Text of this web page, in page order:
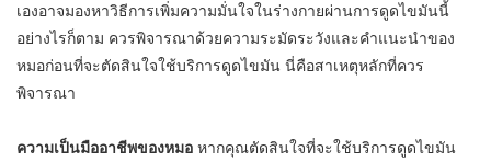
เองอาจมองหาวิธีการเพิ่มความมั่นใจในร่างกายผ่านการดูดไขมันนี้
อย่างไรก็ตาม ควรพิจารณาด้วยความระมัดระวังและคำแนะนำของ
หมอก่อนที่จะตัดสินใจใช้บริการดูดไขมัน นี่คือสาเหตุหลักที่ควร
พิจารณา
ความเป็นมืออาชีพของหมอ หากคุณตัดสินใจที่จะใช้บริการดูดไขมัน